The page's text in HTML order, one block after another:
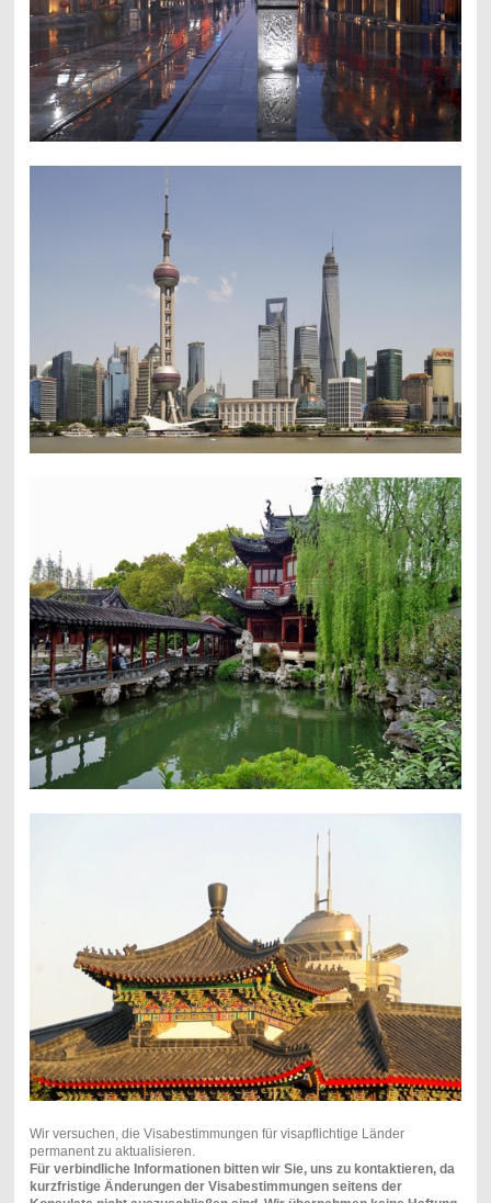
Wir versuchen, die Visabestimmungen für visapflichtige Länder
permanent zu aktualisieren.
Für verbindliche Informationen bitten wir Sie, uns zu kontaktieren, da
kurzfristige Änderungen der Visabestimmungen seitens der